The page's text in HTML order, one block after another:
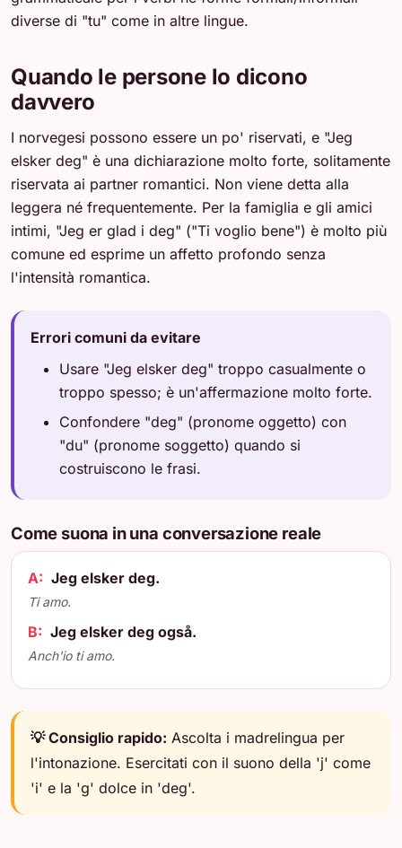
diverse di "tu" come in altre lingue.
Quando le persone lo dicono
davvero
I norvegesi possono essere un po' riservati, e "Jeg
elsker deg" è una dichiarazione molto forte, solitamente
riservata ai partner romantici. Non viene detta alla
leggera né frequentemente. Per la famiglia e gli amici
intimi, "Jeg er glad i deg" ("Ti voglio bene") è molto più
comune ed esprime un affetto profondo senza
l'intensità romantica.
Errori comuni da evitare
Usare "Jeg elsker deg" troppo casualmente o
troppo spesso; è un'affermazione molto forte.
Confondere "deg" (pronome oggetto) con
"du" (pronome soggetto) quando si
costruiscono le frasi.
Come suona in una conversazione reale
A: Jeg elsker deg.
Ti amo.
B: Jeg elsker deg også.
Anch'io ti amo.
💡 Consiglio rapido: Ascolta i madrelingua per
l'intonazione. Esercitati con il suono della 'j' come
'i' e la 'g' dolce in 'deg'.